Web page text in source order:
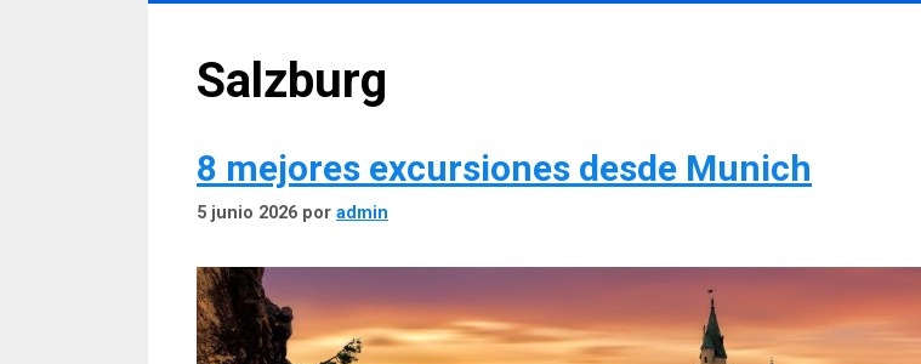
Salzburg
8 mejores excursiones desde Munich
5 junio 2026 por admin